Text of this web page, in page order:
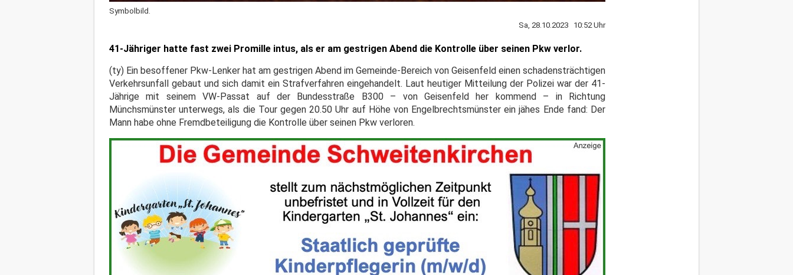
Symbolbild.
Sa, 28.10.2023 10:52 Uhr
41-Jähriger hatte fast zwei Promille intus, als er am gestrigen Abend die Kontrolle über seinen Pkw verlor.
(ty) Ein besoffener Pkw-Lenker hat am gestrigen Abend im Gemeinde-Bereich von Geisenfeld einen schadensträchtigen
Verkehrsunfall gebaut und sich damit ein Strafverfahren eingehandelt. Laut heutiger Mitteilung der Polizei war der 41-
Jährige mit seinem VW-Passat auf der Bundesstraße B300 – von Geisenfeld her kommend – in Richtung
Münchsmünster unterwegs, als die Tour gegen 20.50 Uhr auf Höhe von Engelbrechtsmünster ein jähes Ende fand: Der
Mann habe ohne Fremdbeteiligung die Kontrolle über seinen Pkw verloren.